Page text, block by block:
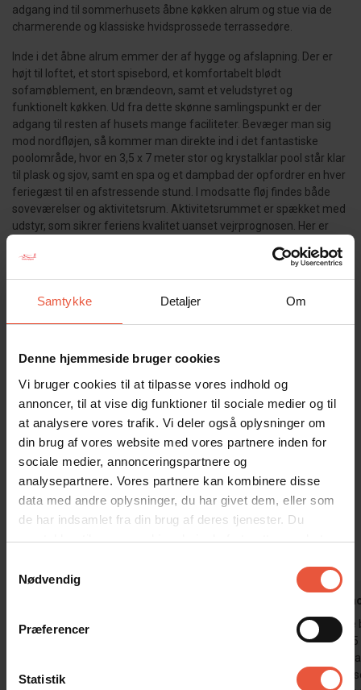
Samtykke Detaljer Om
Denne hjemmeside bruger cookies
Vi bruger cookies til at tilpasse vores indhold og
annoncer, til at vise dig funktioner til sociale medier og til
at analysere vores trafik. Vi deler også oplysninger om
din brug af vores website med vores partnere inden for
sociale medier, annonceringspartnere og
analysepartnere. Vores partnere kan kombinere disse
data med andre oplysninger, du har givet dem, eller som
de har indsamlet fra din brug af deres tjenester. Du
samtykker til vores cookies, hvis du fortsætter med at
Nødvendig
Præferencer
Statistik
adgang ind til sommerhusets åbne køkken alrum og stue via de
charmerende og klassiske hvidsprossede terrassedøre.
Inde i det åbne alrum emmer der af hygge og afslapning. Der er
højt til loftet, et stort spisebord, et komfortabelt blødt
sofamøblement, en brændeovn, samt et veludstyret og
funktionelt køkken. Ud fra dette skønne samlingspunkt er der
adgang til resten af husets mange faciliteter. Bevæger man sig
mod nordfløjen, så kommer man direkte ind i det fantastiske
poolområde, hvor en 3,5 x 7 meter stor og krystalklar pool står klar
til plask og sjov, samt en spa og et dampbad der opfordrer en hver
feriegæst til en afstressende stund. I modsatte fløj findes både
soveværelser og aktivitetsrum. Aktivitetsrummet er spækket med
udstyr, som sikrer feriens kvalitet uanset vejrprognosen. Her er
Nintendo Wii. Hele sommerhuset har i alt 12 faste sovepladser
med gode senge, samt 4 lyse badeværelser, alle med toilet og
indrettet og udstyret efter alle kunstens regler.
klorsystem på poolen og spaen, som gør at klorindholdet er ca.
men vi kommer stadig forbi en gang i ugen, som normalt og
kontrollerer om alt er som det skal være.
Sommerhuset er røgfrit og ungdomsgrupper er ikke tilladt.
Gæsterne siger
Super dejligt sommerhus samt beliggenhed
Camilla
Huset hade
vuxna och
närhet till
Poolen i